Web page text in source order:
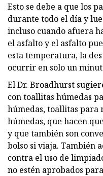
Esto se debe a que los
durante todo el día y
incluso cuando afuera
el asfalto y el asfalto
esta temperatura, la
ocurrir en solo un
El Dr. Broadhurst
con toallitas húmedas
húmedas, toallitas para
húmedas, que hacen
y que también son
bolso si viaja. También
contra el uso de
no estén aprobados